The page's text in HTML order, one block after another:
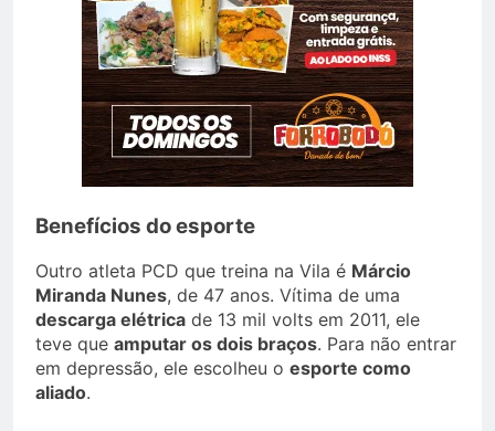
Benefícios do esporte
Outro atleta PCD que treina na Vila é Márcio
Miranda Nunes, de 47 anos. Vítima de uma
descarga elétrica de 13 mil volts em 2011, ele
teve que amputar os dois braços. Para não entrar
em depressão, ele escolheu o esporte como
aliado.